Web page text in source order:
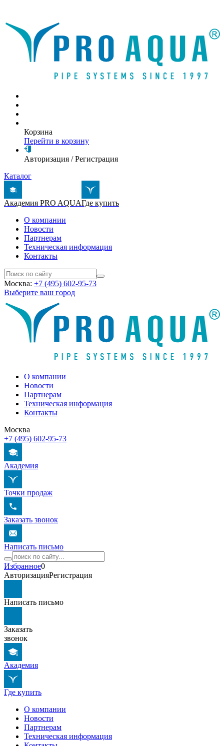
Корзина
Перейти в корзину
Авторизация /Регистрация
Каталог
Академия PRO AQUAГде купить
О компании
Новости
Партнерам
Техническая информация
Контакты
Москва: +7 (495) 602-95-73
Выберите ваш город
О компании
Новости
Партнерам
Техническая информация
Контакты
Москва
+7 (495) 602-95-73
Академия
Точки продаж
Заказать звонок
Написать письмо
Избранное0
АвторизацияРегистрация
Написать письмо
Заказать
звонок
Академия
Где купить
О компании
Новости
Партнерам
Техническая информация